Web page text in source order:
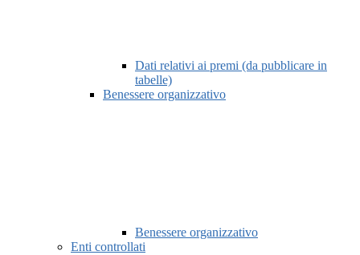
Dati relativi ai premi (da pubblicare in
tabelle)
Benessere organizzativo
Benessere organizzativo
Enti controllati